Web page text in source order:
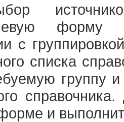
форму
с
списка
группу и
и